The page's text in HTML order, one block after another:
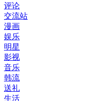
评论
交流站
漫画
娱乐
明星
影视
音乐
韩流
送礼
生活